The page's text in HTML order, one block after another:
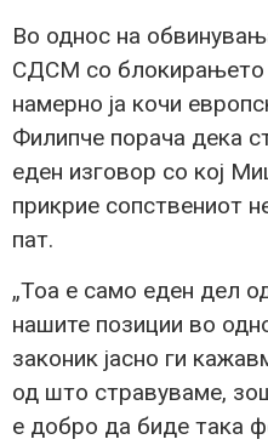
Во однос на
СДСМ со блокирањето
намерно ја кочи
Филипче порача дека
еден изговор со кој
прикрие сопствениот
пат.
„Тоа е само еден дел
нашите позиции во
законик јасно ги
од што стравуваме,
е добро да биде така